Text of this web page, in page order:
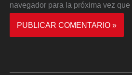
navegador para la próxima vez